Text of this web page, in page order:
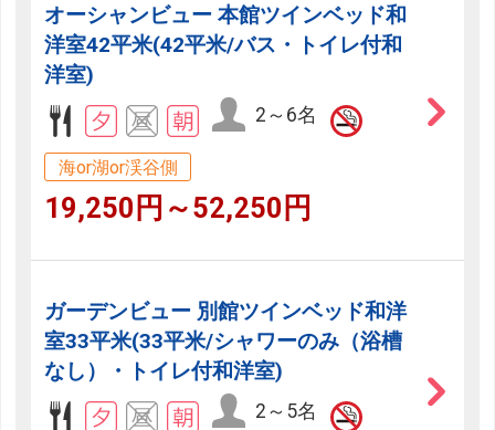
オーシャンビュー 本館ツインベッド和
洋室42平米(42平米/バス・トイレ付和
洋室)
2～6名
海or湖or渓谷側
19,250円～52,250円
ガーデンビュー 別館ツインベッド和洋
室33平米(33平米/シャワーのみ（浴槽
なし）・トイレ付和洋室)
2～5名